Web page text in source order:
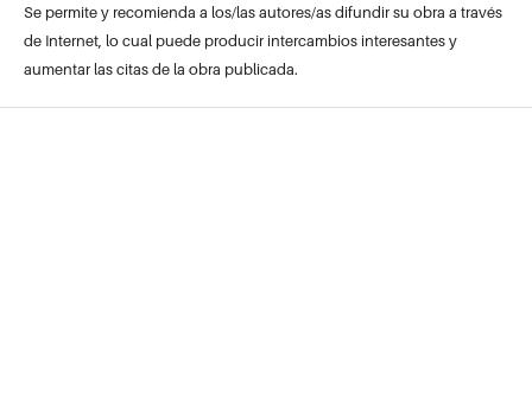
Se permite y recomienda a los/las autores/as difundir su obra a través
de Internet, lo cual puede producir intercambios interesantes y
aumentar las citas de la obra publicada.